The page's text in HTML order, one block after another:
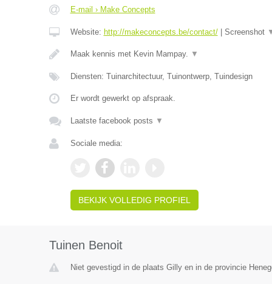
E-mail › Make Concepts
Website: http://makeconcepts.be/contact/| Screenshot
Maak kennis met Kevin Mampay. ▼
Diensten: Tuinarchitectuur, Tuinontwerp, Tuindesign
Er wordt gewerkt op afspraak.
Laatste facebook posts ▼
Sociale media:
BEKIJK VOLLEDIG PROFIEL
Tuinen Benoit
Niet gevestigd in de plaats Gilly en in de provincie